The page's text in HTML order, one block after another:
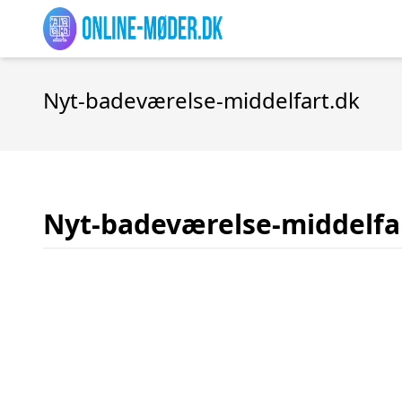
Nyt-badeværelse-middelfart.dk
Nyt-badeværelse-